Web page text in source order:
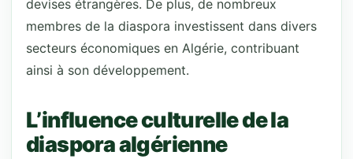
devises étrangères. De plus, de nombreux
membres de la diaspora investissent dans divers
secteurs économiques en Algérie, contribuant
ainsi à son développement.
L’influence culturelle de la
diaspora algérienne